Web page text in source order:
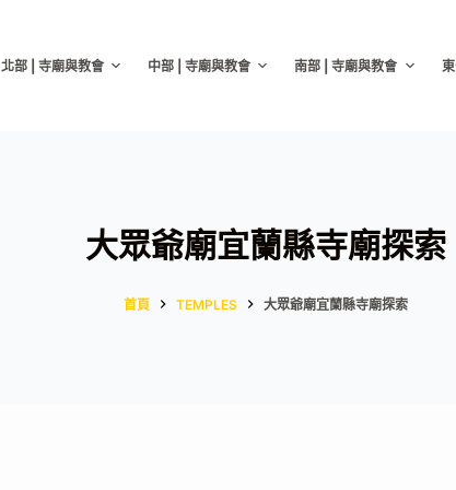
北部 | 寺廟與教會 中部 | 寺廟與教會 南部 | 寺廟與教會
大眾爺廟宜蘭縣寺廟探索
首頁 TEMPLES 大眾爺廟宜蘭縣寺廟探索